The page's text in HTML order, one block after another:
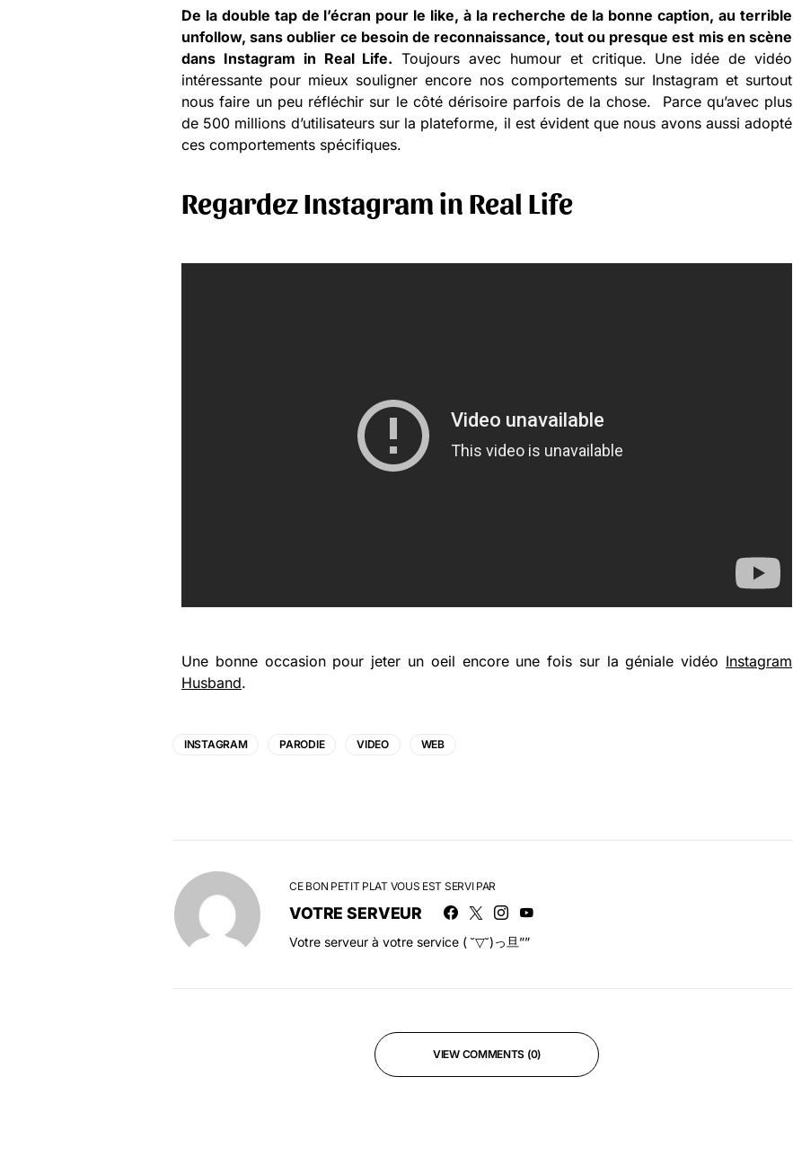
De la double tap de l’écran pour le like, à la recherche de la bonne caption, au terrible
unfollow, sans oublier ce besoin de reconnaissance, tout ou presque est mis en scène
dans Instagram in Real Life. Toujours avec humour et critique. Une idée de vidéo
intéressante pour mieux souligner encore nos comportements sur Instagram et surtout
nous faire un peu réfléchir sur le côté dérisoire parfois de la chose. Parce qu’avec plus
de 500 millions d’utilisateurs sur la plateforme, il est évident que nous avons aussi adopté
ces comportements spécifiques.
RegardezInstagram in Real Life
Une bonne occasion pour jeter un oeil encore une fois sur la géniale vidéo Instagram
Husband.
INSTAGRAM PARODIE VIDEO WEB
CE BON PETIT PLAT VOUS EST SERVI PAR
VOTRE SERVEUR
Votre serveur à votre service ( ˘▽˘)っ旦””
VIEW COMMENTS (0)